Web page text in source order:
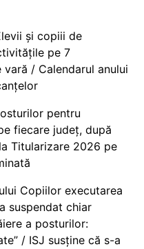
și copiii de
pe 7
/ Calendarul anului
pentru
fiecare județ, după
Titularizare 2026 pe
Copiilor executarea
suspendat chiar
a posturilor:
/ ISJ susține că s-a